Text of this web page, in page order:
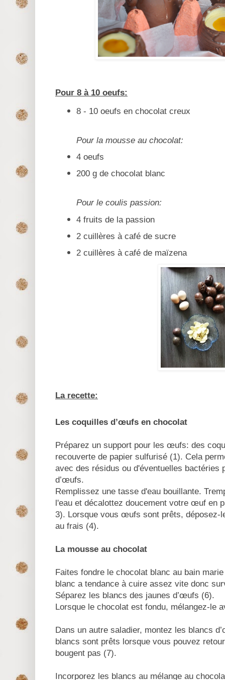
Pour 8 à 10 oeufs:
8 - 10 oeufs en chocolat creux
Pour la mousse au chocolat:
4 oeufs
200 g de chocolat blanc
Pour le coulis passion:
4 fruits de la passion
2 cuillères à café de sucre
2 cuillères à café de maïzena
La recette:
Les coquilles d’œufs en chocolat
Préparez un support pour les œufs: des
recouverte de papier sulfurisé (1). Cela
avec des résidus ou d'éventuelles bactéries
d’œufs.
Remplissez une tasse d'eau bouillante.
l'eau et décalottez doucement votre œuf en
3). Lorsque vous œufs sont prêts, déposez-
au frais (4).
La mousse au chocolat
Faites fondre le chocolat blanc au bain
blanc a tendance à cuire assez vite donc
Séparez les blancs des jaunes d’œufs (6).
Lorsque le chocolat est fondu, mélangez-le
Dans un autre saladier, montez les blancs
blancs sont prêts lorsque vous pouvez
bougent pas (7).
Incorporez les blancs au mélange au